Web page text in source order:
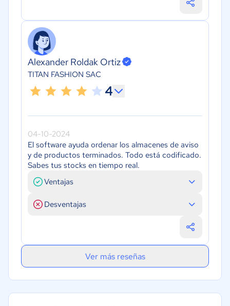
Alexander Roldak Ortiz
TITAN FASHION SAC
4
04-10-2024
El software ayuda ordenar los almacenes de aviso
y de productos terminados. Todo está codificado.
Sabes tus stocks en tiempo real.
Ventajas
Desventajas
Ver más reseñas